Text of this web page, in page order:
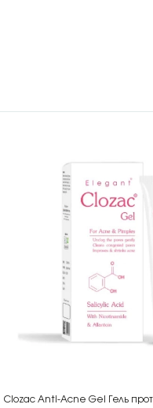
Clozac Anti-Acne Gel Гель